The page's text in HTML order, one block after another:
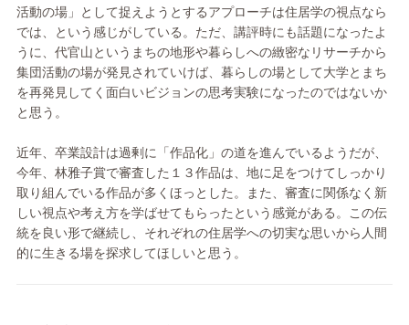
活動の場」として捉えようとするアプローチは住居学の視点なら
では、という感じがしている。ただ、講評時にも話題になったよ
うに、代官山というまちの地形や暮らしへの緻密なリサーチから
集団活動の場が発見されていけば、暮らしの場として大学とまち
を再発見してく面白いビジョンの思考実験になったのではないか
と思う。
近年、卒業設計は過剰に「作品化」の道を進んでいるようだが、
今年、林雅子賞で審査した１３作品は、地に足をつけてしっかり
取り組んでいる作品が多くほっとした。また、審査に関係なく新
しい視点や考え方を学ばせてもらったという感覚がある。この伝
統を良い形で継続し、それぞれの住居学への切実な思いから人間
的に生きる場を探求してほしいと思う。